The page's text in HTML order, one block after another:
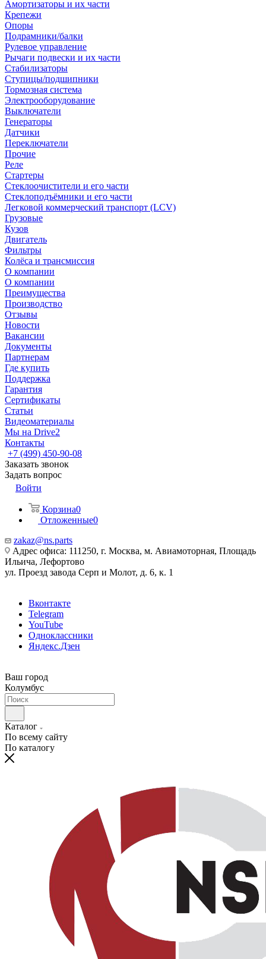
Амортизаторы и их части
Крепежи
Опоры
Подрамники/балки
Рулевое управление
Рычаги подвески и их части
Стабилизаторы
Ступицы/подшипники
Тормозная система
Электрооборудование
Выключатели
Генераторы
Датчики
Переключатели
Прочие
Реле
Стартеры
Стеклоочистители и его части
Стеклоподъёмники и его части
Легковой коммерческий транспорт (LCV)
Грузовые
Кузов
Двигатель
Фильтры
Колёса и трансмиссия
О компании
О компании
Преимущества
Производство
Отзывы
Новости
Вакансии
Документы
Партнерам
Где купить
Поддержка
Гарантия
Сертификаты
Статьи
Видеоматериалы
Мы на Drive2
Контакты
+7 (499) 450-90-08
Заказать звонок
Задать вопрос
Войти
Корзина0
Отложенные0
zakaz@ns.parts
Адрес офиса: 111250, г. Москва, м. Авиамоторная, Площадь
Ильича, Лефортово
ул. Проезд завода Серп и Молот, д. 6, к. 1
Вконтакте
Telegram
YouTube
Одноклассники
Яндекс.Дзен
Ваш город
Колумбус
Каталог
По всему сайту
По каталогу